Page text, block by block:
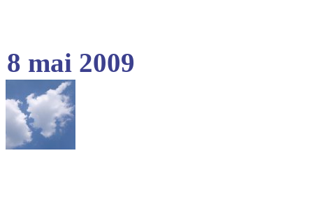
8 mai 2009